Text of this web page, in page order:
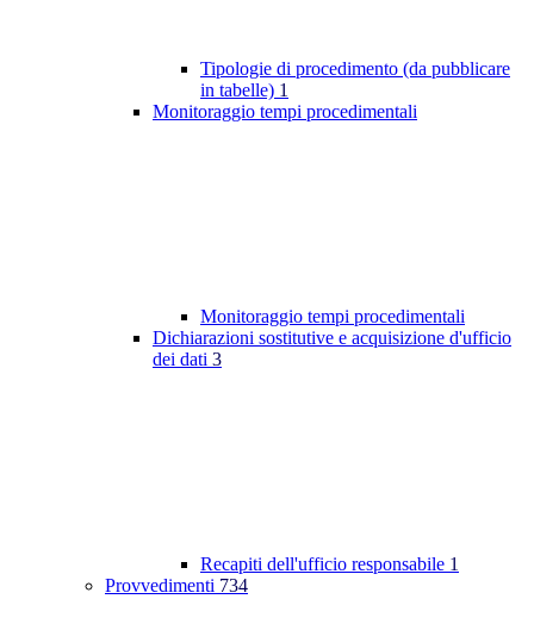
Tipologie di procedimento (da pubblicare
in tabelle) 1
Monitoraggio tempi procedimentali
Monitoraggio tempi procedimentali
Dichiarazioni sostitutive e acquisizione d'ufficio
dei dati 3
Recapiti dell'ufficio responsabile 1
Provvedimenti 734